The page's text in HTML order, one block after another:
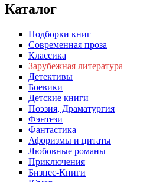
Каталог
Подборки книг
Современная проза
Классика
Зарубежная литература
Детективы
Боевики
Детские книги
Поэзия, Драматургия
Фэнтези
Фантастика
Афоризмы и цитаты
Любовные романы
Приключения
Бизнес-Книги